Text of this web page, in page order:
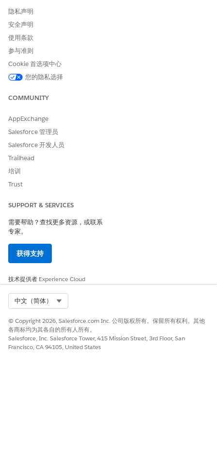
隐私声明
安全声明
使用条款
参与准则
Cookie 首选项中心
您的隐私选择
COMMUNITY
AppExchange
Salesforce 管理员
Salesforce 开发人员
Trailhead
培训
Trust
SUPPORT & SERVICES
需要帮助？查找更多资源，或联系
专家。
获得支持
技术提供者 Experience Cloud
中文（简体）
© Copyright 2026, Salesforce.com Inc. 公司版权所有。保留所有权利。其他
各商标均为其各自的所有人所有。
Salesforce, Inc. Salesforce Tower, 415 Mission Street, 3rd Floor, San
Francisco, CA 94105, United States